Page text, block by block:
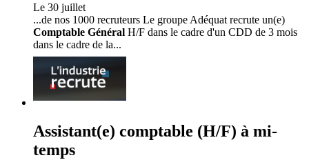
Le 30 juillet
...de nos 1000 recruteurs Le groupe Adéquat recrute un(e)
Comptable Général H/F dans le cadre d'un CDD de 3 mois
dans le cadre de la...
Assistant(e) comptable (H/F) à mi-
temps